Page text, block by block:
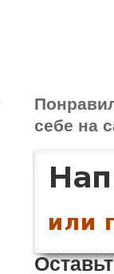
себе на